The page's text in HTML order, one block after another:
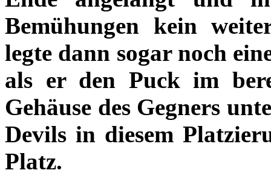
Bemühungen kein
legte dann sogar noch
als er den Puck im
Gehäuse des Gegners
Devils in diesem
Platz.